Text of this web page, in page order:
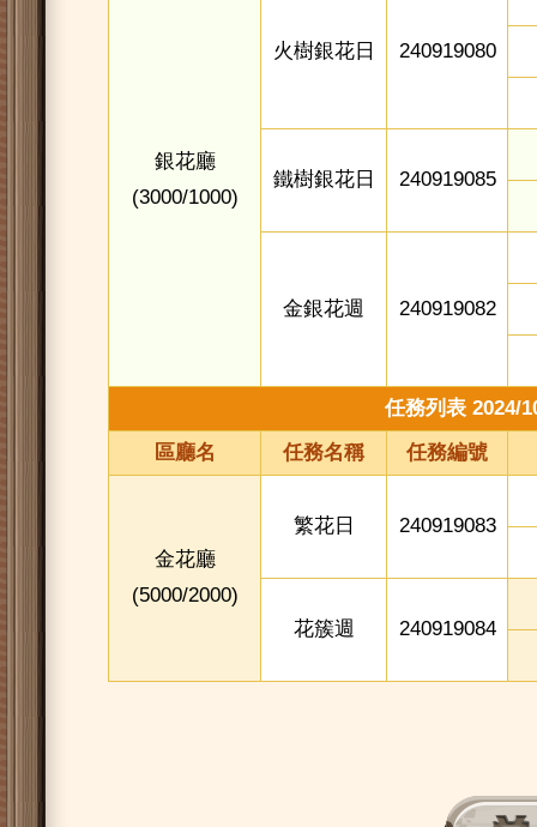
銀花廳
(3000/1000)
火樹銀花日 240919080
鐵樹銀花日 240919085
金銀花週 240919082
任務列表 2024/
區廳名
任務名稱 任務編號
金花廳
(5000/2000)
繁花日 240919083
花簇週 240919084